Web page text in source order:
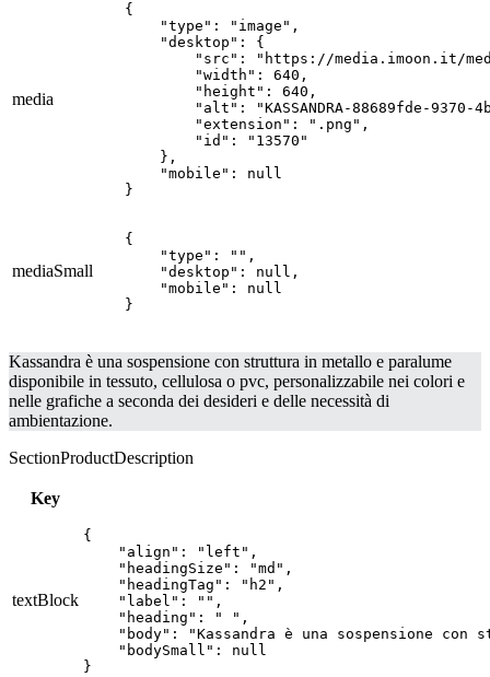
media
{
    "type": "image",
    "desktop": {
"src": "https://media.imoon.it/
        "width": 640,
        "height": 640,
"alt": "KASSANDRA-88689fde-9370-
        "extension": ".png",
        "id": "13570"
    },
    "mobile": null
}
mediaSmall
{
    "type": "",
    "desktop": null,
    "mobile": null
}
Kassandra è una sospensione con struttura in metallo e paralume
disponibile in tessuto, cellulosa o pvc, personalizzabile nei colori e
nelle grafiche a seconda dei desideri e delle necessità di
ambientazione.
SectionProductDescription
Key
textBlock
{
    "align": "left",
    "headingSize": "md",
    "headingTag": "h2",
    "label": "",
    "heading": " ",
"body": "Kassandra è una sospensione con
    "bodySmall": null
}